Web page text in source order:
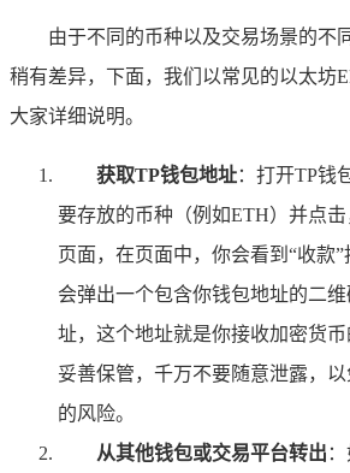
由于不同的币种以及交易场景的不
稍有差异，下面，我们以常见的以太坊
大家详细说明。
获取TP钱包地址：打开TP钱
要存放的币种（例如ETH）并点
页面，在页面中，你会看到“收款”
会弹出一个包含你钱包地址的二
址，这个地址就是你接收加密货
妥善保管，千万不要随意泄露，
的风险。
从其他钱包或交易平台转出